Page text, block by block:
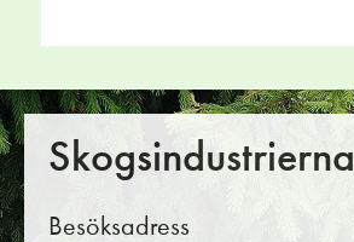
Skogsindustrierna
Besöksadress